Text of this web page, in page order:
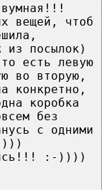
вещей, чтоб
из посылок)
есть левую
во вторую,
конкретно,
коробка
без
с одними
:-))))